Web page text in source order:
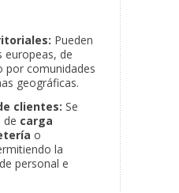
Pueden
europeas, de
por comunidades
geográficas.
clientes: Se
de carga
o
la
personal e